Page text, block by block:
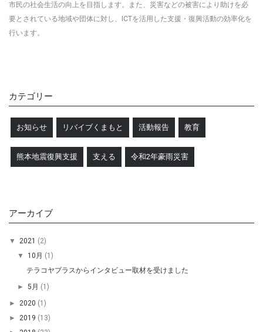
市民の社会生活の向上を目指します。
また、災害などの被害により助けを必
要とされている地域や団体に対し、ICTを活用した支援・復興活動の効率化を
行います。
カテゴリー
お知らせ リバイブくまもと 活動報告 教育
熊本地震復興支援 支える 令和2年豪雨災害
アーカイブ
▼ 2021 (2)
▼ 10月 (1)
テラコヤプラスからインタビュー取材を受けました
►5月 (1)
► 2020 (1)
► 2019 (13)